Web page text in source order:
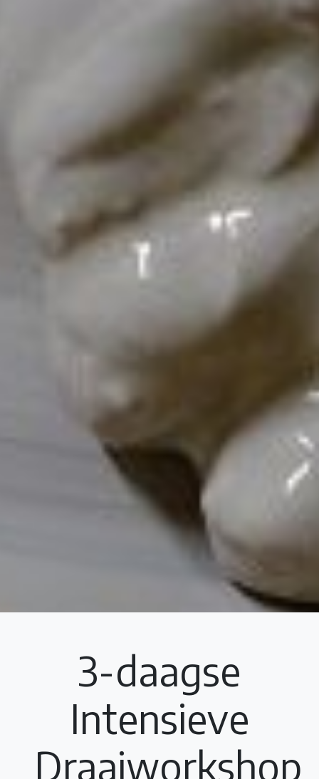
3-daagse
Intensieve
Draaiworkshop